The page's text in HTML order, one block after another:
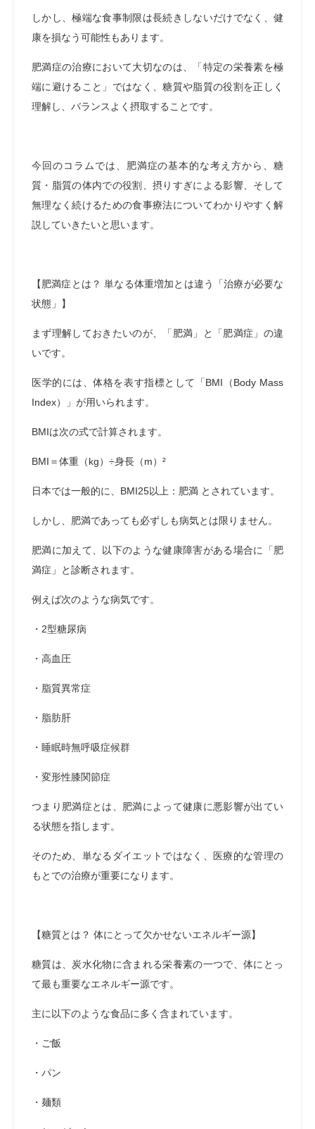
しかし、極端な食事制限は長続きしないだけでなく、健
康を損なう可能性もあります。
肥満症の治療において大切なのは、「特定の栄養素を極
端に避けること」ではなく、糖質や脂質の役割を正しく
理解し、バランスよく摂取することです。
今回のコラムでは、肥満症の基本的な考え方から、糖
質・脂質の体内での役割、摂りすぎによる影響、そして
無理なく続けるための食事療法についてわかりやすく解
説していきたいと思います。
【肥満症とは？ 単なる体重増加とは違う「治療が必要な
状態」】
まず理解しておきたいのが、「肥満」と「肥満症」の違
いです。
医学的には、体格を表す指標として「BMI（Body Mass
Index）」が用いられます。
BMIは次の式で計算されます。
BMI＝体重（kg）÷身長（m）²
日本では一般的に、BMI25以上：肥満 とされています。
しかし、肥満であっても必ずしも病気とは限りません。
肥満に加えて、以下のような健康障害がある場合に「肥
満症」と診断されます。
例えば次のような病気です。
・2型糖尿病
・高血圧
・脂質異常症
・脂肪肝
・睡眠時無呼吸症候群
・変形性膝関節症
つまり肥満症とは、肥満によって健康に悪影響が出てい
る状態を指します。
そのため、単なるダイエットではなく、医療的な管理の
もとでの治療が重要になります。
【糖質とは？ 体にとって欠かせないエネルギー源】
糖質は、炭水化物に含まれる栄養素の一つで、体にとっ
て最も重要なエネルギー源です。
主に以下のような食品に多く含まれています。
・ご飯
・パン
・麺類